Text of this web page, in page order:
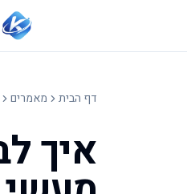
דף הבית מאמרים